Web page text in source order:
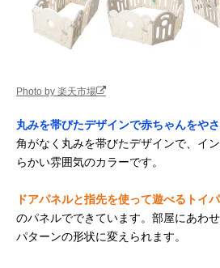
Photo by 楽天市場
丸みを帯びたデザインで赤ちゃんをや
角がなく丸みを帯びたデザインで、イ
らかい雰囲気のカラーです。
ドアパネルと指先を使って遊べるトイ
のパネルでできています。部屋にあわ
パターンの形状に変えられます。